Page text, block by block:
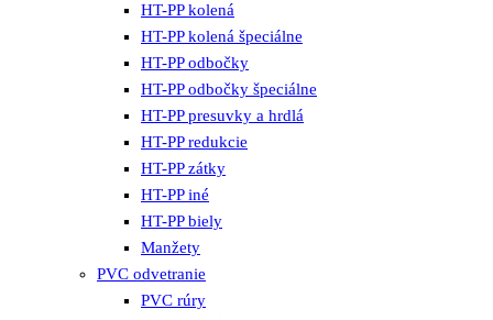
HT-PP kolená
HT-PP kolená špeciálne
HT-PP odbočky
HT-PP odbočky špeciálne
HT-PP presuvky a hrdlá
HT-PP redukcie
HT-PP zátky
HT-PP iné
HT-PP biely
Manžety
PVC odvetranie
PVC rúry